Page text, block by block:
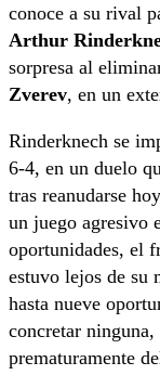
conoce a su rival
Arthur
sorpresa al
Zverev, en un
Rinderknech se
6-4, en un duelo
tras reanudarse
un juego agresivo
oportunidades, el
estuvo lejos de su
hasta nueve
concretar
prematuramente